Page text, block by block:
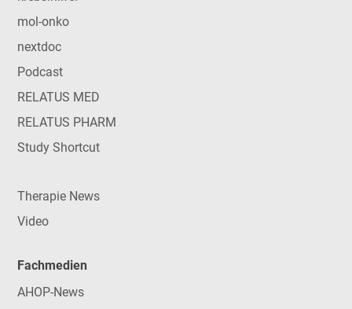
mol-onko
nextdoc
Podcast
RELATUS MED
RELATUS PHARM
Study Shortcut
Therapie News
Video
Fachmedien
AHOP-News